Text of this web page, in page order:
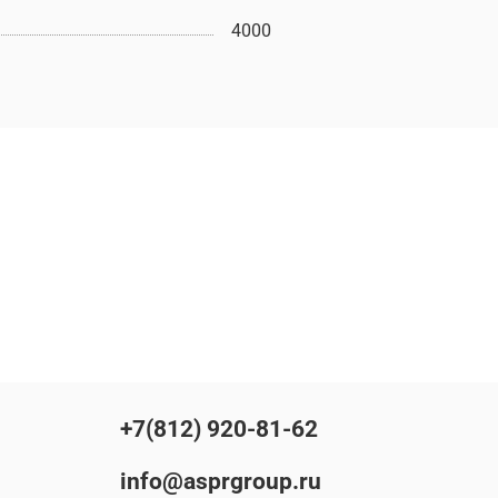
4000
+7(812) 920-81-62
info@asprgroup.ru